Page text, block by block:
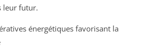
leur futur.
énergétiques favorisant la